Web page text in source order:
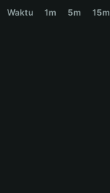
Bahasa Indonesia
Waktu 1m 5m 15m